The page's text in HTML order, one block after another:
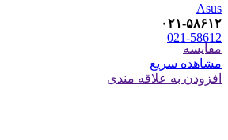
Asus
۰۲۱-۵۸۶۱۲
021-58612
مقایسه
مشاهده سریع
افزودن به علاقه مندی